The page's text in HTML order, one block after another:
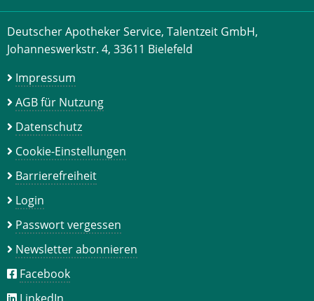
Deutscher Apotheker Service, Talentzeit GmbH,
Johanneswerkstr. 4, 33611 Bielefeld
Impressum
AGB für Nutzung
Datenschutz
Cookie-Einstellungen
Barrierefreiheit
Login
Passwort vergessen
Newsletter abonnieren
Facebook